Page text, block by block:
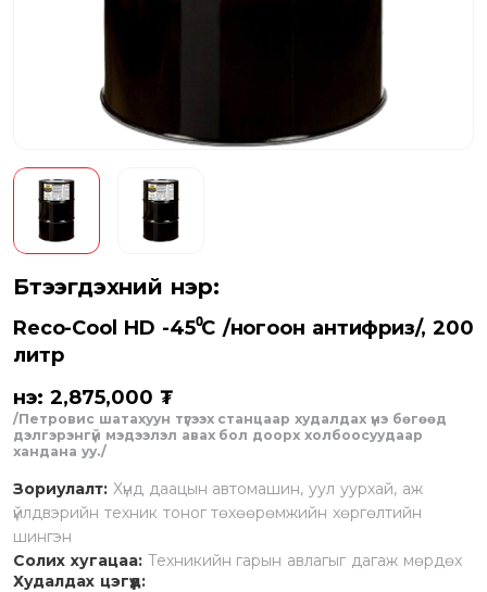
Бүтээгдэхүүний нэр:
Reco-Cool HD -45⁰C /ногоон антифриз/, 200
литр
Үнэ: 2,875,000 ₮
/Петровис шатахуун түгээх станцаар худалдах үнэ бөгөөд
дэлгэрэнгүй мэдээлэл авах бол доорх холбоосуудаар
хандана уу./
Зориулалт: Хүнд даацын автомашин, уул уурхай, аж
үйлдвэрийн техник тоног төхөөрөмжийн хөргөлтийн
шингэн
Солих хугацаа: Техникийн гарын авлагыг дагаж мөрдөх
Худалдах цэгүүд: